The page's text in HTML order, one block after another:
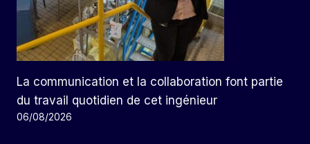
La communication et la collaboration font partie
du travail quotidien de cet ingénieur
06/08/2026